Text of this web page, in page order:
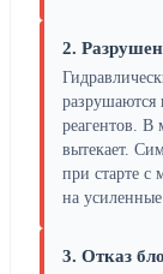
2.
разрушаются
реагентов. В
вытекает.
при старте с
на
3. Отказ